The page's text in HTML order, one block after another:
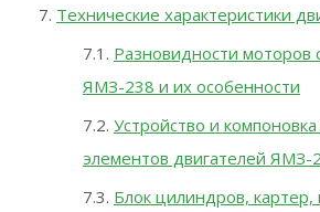
Технические характеристики
Разновидности моторов
ЯМЗ-238 и их особенности
Устройство и
элементов двигателей ЯМЗ-
Блок цилиндров, картер,